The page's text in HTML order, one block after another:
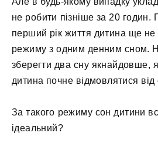
не робити пізніше за 20
перший рік життя дитина ще не
режиму з одним денним сном.
зберегти два сну якнайдовше,
дитина почне відмовлятися від
За такого режиму сон дитини
ідеальний?